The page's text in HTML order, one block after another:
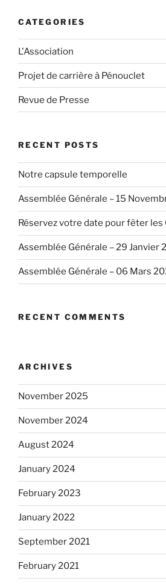
CATEGORIES
L'Association
Projet de carrière à Pénouclet
Revue de Presse
RECENT POSTS
Notre capsule temporelle
Assemblée Générale – 15
Réservez votre date pour fêter les
Assemblée Générale – 29 Janvier
Assemblée Générale – 06 Mars
RECENT COMMENTS
ARCHIVES
November 2025
November 2024
August 2024
January 2024
February 2023
January 2022
September 2021
February 2021